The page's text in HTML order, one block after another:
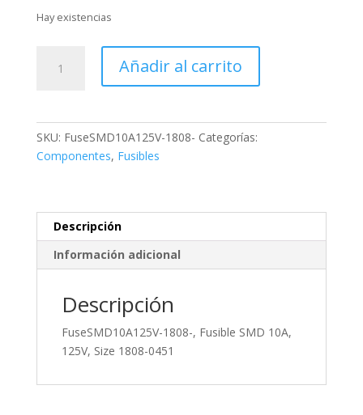
Hay existencias
1808-,
cantidad
Añadir al carrito
SKU: FuseSMD10A125V-1808- Categorías:
Componentes, Fusibles
Descripción
Información adicional
Descripción
FuseSMD10A125V-1808-, Fusible SMD 10A,
125V, Size 1808-0451